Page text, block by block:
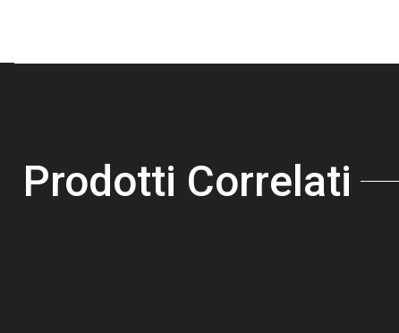
Prodotti Correlati